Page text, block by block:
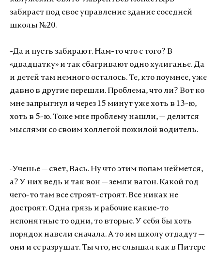
забирает под свое управление здание соседней
школы №20.
-Да и пусть забирают. Нам-то что с того? В
«двадцатку» и так сбагривают одно хулиганье. Да
и детей там немного осталось. Те, кто поумнее, уже
давно в другие перешли. Проблема, что ли? Вот ко
мне запрыгнул и через 15 минут уже хоть в 13-ю,
хоть в 5-ю. Тоже мне проблему нашли, — делится
мыслями со своим коллегой пожилой водитель.
-Ученье — свет, Вась. Ну что этим попам неймется,
а? У них ведь и так вон — земли вагон. Какой год
чего-то там все строят-строят. Все никак не
достроят. Одна грязь и рабочие какие-то
непонятные то одни, то вторые. У себя бы хоть
порядок навели сначала. А то им школу отдадут —
они и ее разрушат. Ты что, не слышал как в Питере